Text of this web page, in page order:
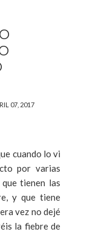
07, 2017
cuando lo vi
por varias
tienen las
y que tiene
vez no dejé
la fiebre de